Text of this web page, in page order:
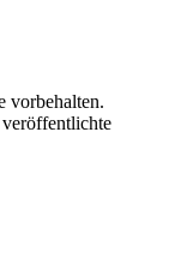
vorbehalten.
veröffentlichte